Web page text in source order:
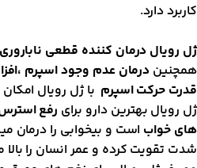
دارد.
رویال درمان کننده قطعی
درمان عدم وجود اسپرم
حرکت اسپرمبا ژل رویال
رویال بهترین دارو برایرفع استرس
خواباست و بیخوابی را درمان
تقویت کرده و عمر انسان را بالا